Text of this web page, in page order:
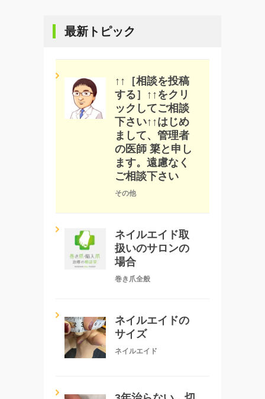
最新トピック
↑↑［相談を投稿
する］↑↑をクリ
ックしてご相談
下さい↑↑はじめ
まして、管理者
の医師 簗と申し
ます。遠慮なく
ご相談下さい
その他
ネイルエイド取
扱いのサロンの
場合
巻き爪全般
ネイルエイドの
サイズ
ネイルエイド